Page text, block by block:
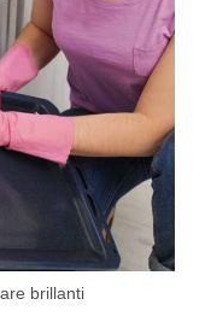
brillanti